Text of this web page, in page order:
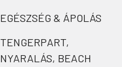
EGÉSZSÉG & ÁPOLÁS
TENGERPART,
NYARALÁS, BEACH